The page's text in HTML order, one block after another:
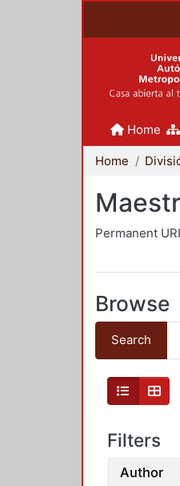
Home
Home
Permanent
Browse
Search
Filters
Author